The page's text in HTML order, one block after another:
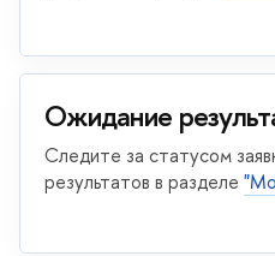
Ожидание
Следите за статусом
результатов в разделе